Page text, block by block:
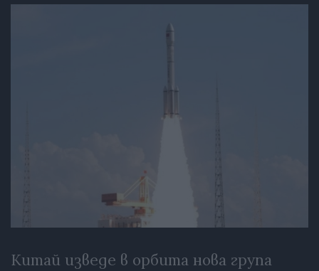
Китай изведе в орбита нова група